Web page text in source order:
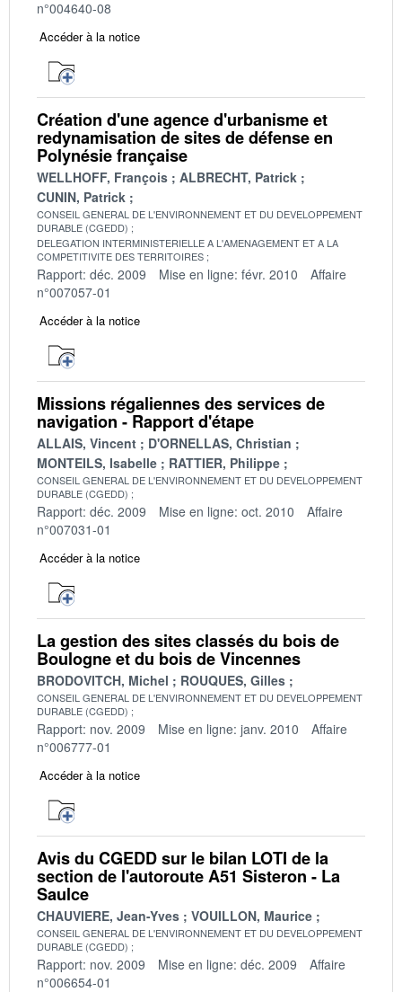
n°004640-08
Accéder à la notice
Création d'une agence d'urbanisme et
redynamisation de sites de défense en
Polynésie française
WELLHOFF, François
ALBRECHT, Patrick
CUNIN, Patrick
CONSEIL GENERAL DE L'ENVIRONNEMENT ET DU DEVELOPPEMENT
DURABLE (CGEDD)
DELEGATION INTERMINISTERIELLE A L'AMENAGEMENT ET A LA
COMPETITIVITE DES TERRITOIRES
Rapport: déc. 2009 Mise en ligne: févr. 2010
Affaire
n°007057-01
Accéder à la notice
Missions régaliennes des services de
navigation - Rapport d'étape
ALLAIS, Vincent
D'ORNELLAS, Christian
MONTEILS, Isabelle
RATTIER, Philippe
CONSEIL GENERAL DE L'ENVIRONNEMENT ET DU DEVELOPPEMENT
DURABLE (CGEDD)
Rapport: déc. 2009 Mise en ligne: oct. 2010
Affaire
n°007031-01
Accéder à la notice
La gestion des sites classés du bois de
Boulogne et du bois de Vincennes
BRODOVITCH, Michel ROUQUES, Gilles
CONSEIL GENERAL DE L'ENVIRONNEMENT ET DU DEVELOPPEMENT
DURABLE (CGEDD)
Rapport: nov. 2009 Mise en ligne: janv. 2010
Affaire
n°006777-01
Accéder à la notice
Avis du CGEDD sur le bilan LOTI de la
section de l'autoroute A51 Sisteron - La
Saulce
CHAUVIERE, Jean-Yves VOUILLON, Maurice
CONSEIL GENERAL DE L'ENVIRONNEMENT ET DU DEVELOPPEMENT
DURABLE (CGEDD)
Rapport: nov. 2009 Mise en ligne: déc. 2009
Affaire
n°006654-01